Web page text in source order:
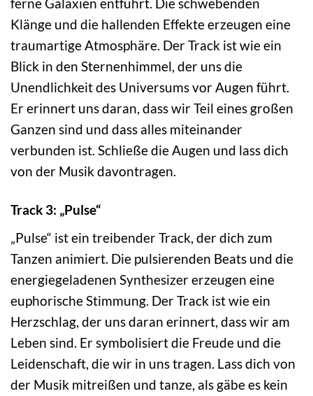
Klänge und die hallenden Effekte erzeugen eine
traumartige Atmosphäre. Der Track ist wie ein
Blick in den Sternenhimmel, der uns die
Unendlichkeit des Universums vor Augen führt.
Er erinnert uns daran, dass wir Teil eines großen
Ganzen sind und dass alles miteinander
verbunden ist. Schließe die Augen und lass dich
von der Musik davontragen.
Track 3: „Pulse“
„Pulse“ ist ein treibender Track, der dich zum
Tanzen animiert. Die pulsierenden Beats und die
energiegeladenen Synthesizer erzeugen eine
euphorische Stimmung. Der Track ist wie ein
Herzschlag, der uns daran erinnert, dass wir am
Leben sind. Er symbolisiert die Freude und die
Leidenschaft, die wir in uns tragen. Lass dich von
der Musik mitreißen und tanze, als gäbe es kein